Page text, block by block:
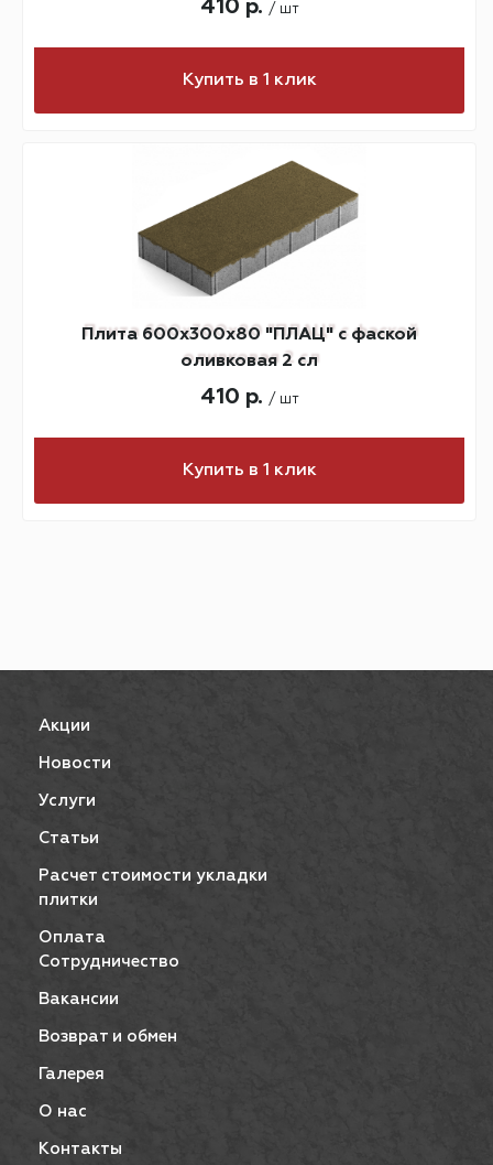
410 р. / шт
Купить в 1 клик
Плита 600х300х80 "ПЛАЦ" с фаской
оливковая 2 сл
410 р. / шт
Купить в 1 клик
Акции
Новости
Услуги
Статьи
Расчет стоимости укладки
плитки
Оплата
Сотрудничество
Вакансии
Возврат и обмен
Галерея
О нас
Контакты